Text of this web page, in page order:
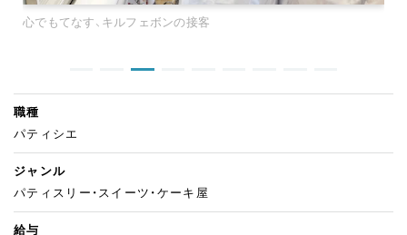
心でもてなす、キルフェボンの接客
職種
パティシエ
ジャンル
パティスリー・スイーツ・ケーキ屋
給与